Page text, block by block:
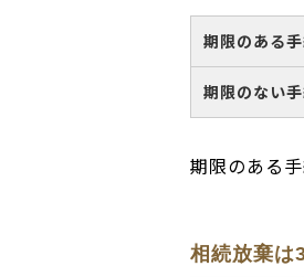
期限のある
期限のない
期限のある
相続放棄は